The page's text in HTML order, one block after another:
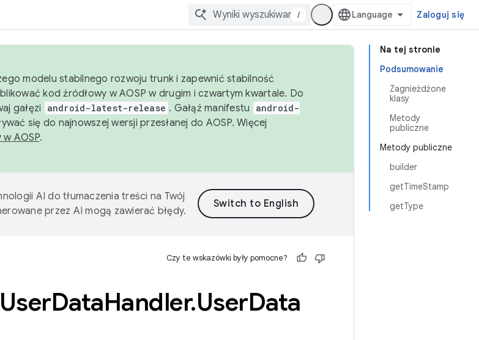
/ Zaloguj się
Na tej stronie
Podsumowanie
Zagnieżdżone
klasy
Metody
publiczne
Metody publiczne
builder
getTimeStamp
getType
modelu stabilnego rozwoju trunk i zapewnić stabilność
kod źródłowy w AOSP w drugim i czwartym kwartale. Do
gałęzi
android-latest-release . Gałąź manifestu
android-
się do najnowszej wersji przesłanej do AOSP. Więcej
w AOSP.
AI do tłumaczenia treści na Twój
przez AI mogą zawierać błędy.
Czy te wskazówki były pomocne?
UserDataHandler.UserData